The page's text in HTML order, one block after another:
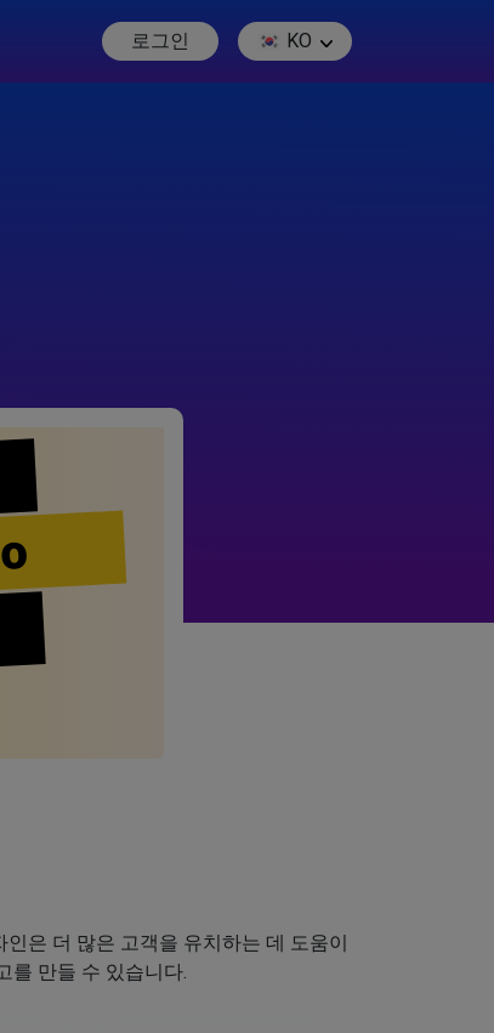
로그인 KO
은 더 많은 고객을 유치하는 데 도움이
를 만들 수 있습니다.